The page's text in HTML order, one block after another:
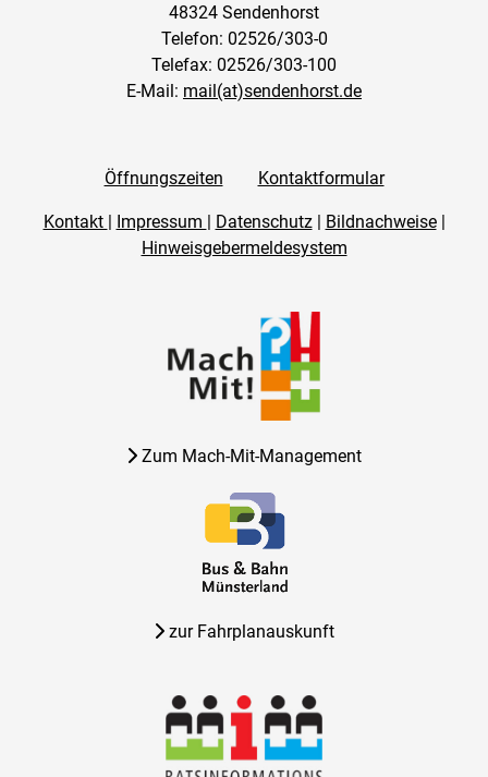
48324 Sendenhorst
Telefon: 02526/303-0
Telefax: 02526/303-100
E-Mail: mail(at)sendenhorst.de
Öffnungszeiten Kontaktformular
Kontakt | Impressum | Datenschutz| Bildnachweise|
Hinweisgebermeldesystem
Zum Mach-Mit-Management
zur Fahrplanauskunft